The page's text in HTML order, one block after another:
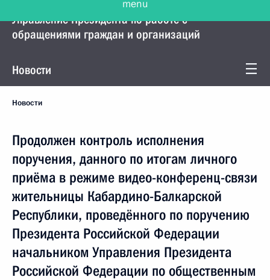
Управление Президента по работе с
обращениями граждан и организаций
Новости
Новости
Продолжен контроль исполнения
поручения, данного по итогам личного
приёма в режиме видео-конференц-связи
жительницы Кабардино-Балкарской
Республики, проведённого по поручению
Президента Российской Федерации
начальником Управления Президента
Российской Федерации по общественным